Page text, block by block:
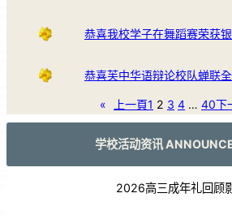
恭喜我校学子在舞蹈赛荣获银
恭喜芙中华语辩论校队蝉联全
« 上一頁1 2 3 4 … 40下
学校活动资讯
2026高三成年礼回顾